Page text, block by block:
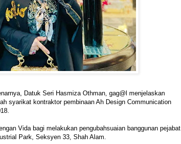
Datuk Seri Hasmiza Othman, gag@l menjelaskan
syarikat kontraktor pembinaan Ah Design Communication
Vida bagi melakukan pengubahsuaian banggunan pejabat
Park, Seksyen 33, Shah Alam.